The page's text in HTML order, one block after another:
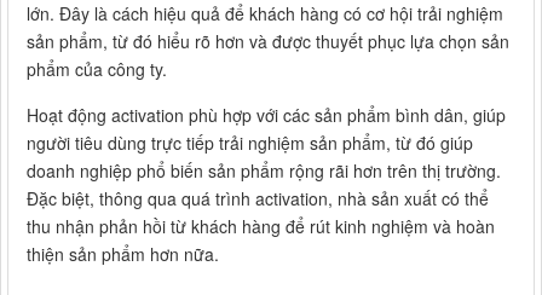
lớn. Đây là cách hiệu quả để khách hàng có cơ hội trải nghiệm
sản phẩm, từ đó hiểu rõ hơn và được thuyết phục lựa chọn sản
phẩm của công ty.
Hoạt động activation phù hợp với các sản phẩm bình dân, giúp
người tiêu dùng trực tiếp trải nghiệm sản phẩm, từ đó giúp
doanh nghiệp phổ biến sản phẩm rộng rãi hơn trên thị trường.
Đặc biệt, thông qua quá trình activation, nhà sản xuất có thể
thu nhận phản hồi từ khách hàng để rút kinh nghiệm và hoàn
thiện sản phẩm hơn nữa.